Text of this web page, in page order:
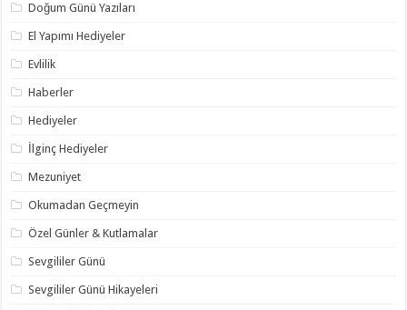
Doğum Günü Yazıları
El Yapımı Hediyeler
Evlilik
Haberler
Hediyeler
İlginç Hediyeler
Mezuniyet
Okumadan Geçmeyin
Özel Günler & Kutlamalar
Sevgililer Günü
Sevgililer Günü Hikayeleri